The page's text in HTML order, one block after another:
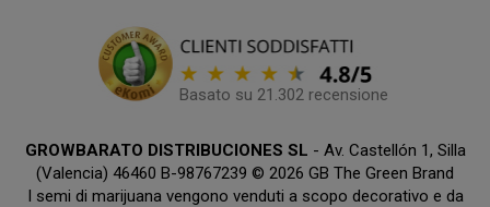
Basato su 21.302 recensione
GROWBARATO DISTRIBUCIONES SL - Av. Castellón 1, Silla
(Valencia) 46460 B-98767239 © 2026 GB The Green Brand
I semi di marijuana vengono venduti a scopo decorativo e da